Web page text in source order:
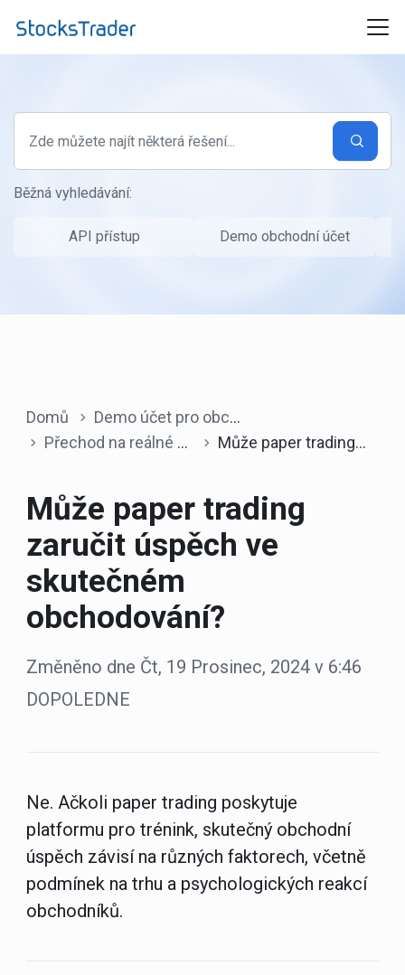
Běžná vyhledávání:
API přístup Demo obchodní účet
Domů
Demo účet pro obchodování
Přechod na reálné obchodování
Může paper trading zaručit úspěch ve skutečném obchodování?
Může paper trading
zaručit úspěch ve
skutečném
obchodování?
Změněno dne Čt, 19 Prosinec, 2024 v 6:46
DOPOLEDNE
Ne. Ačkoli paper trading poskytuje
platformu pro trénink, skutečný obchodní
úspěch závisí na různých faktorech, včetně
podmínek na trhu a psychologických reakcí
obchodníků.